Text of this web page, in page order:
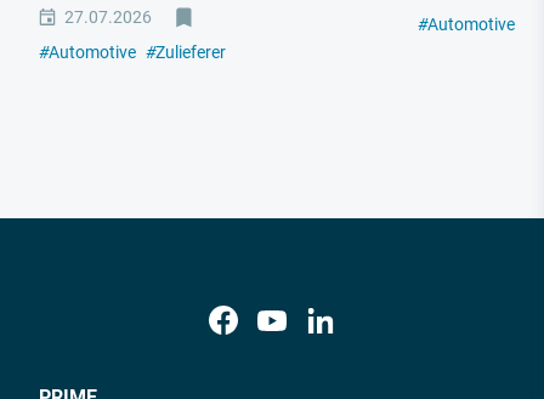
27.07.2026
#Automotive #Zulieferer
#Automotive